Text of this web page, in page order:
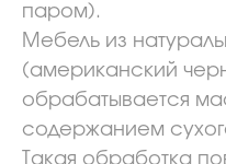
паром).
Мебель из
(американский
обрабатывается
содержанием
Такая обработка